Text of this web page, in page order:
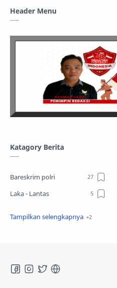
Header Menu
Katagory Berita
Bareskrim polri
Laka - Lantas